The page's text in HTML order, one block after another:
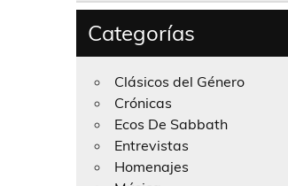
Categorías
Clásicos del Género
Crónicas
Ecos De Sabbath
Entrevistas
Homenajes